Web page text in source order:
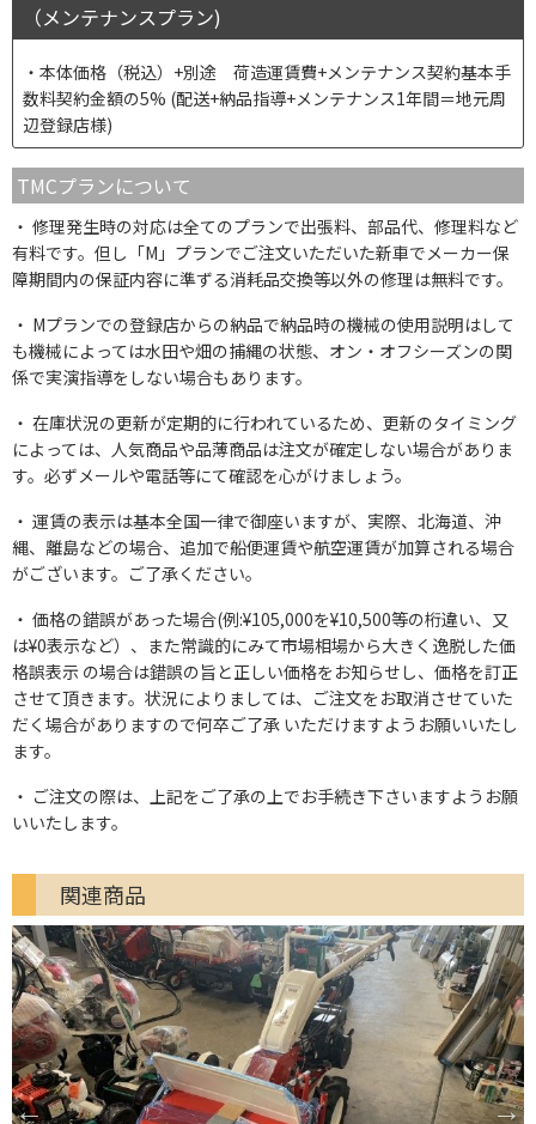
（メンテナンスプラン)
本体価格（税込）+別途 荷造運賃費+メンテナンス契約基本手
数料契約金額の5% (配送+納品指導+メンテナンス1年間＝地元周
辺登録店様)
TMCプランについて
修理発生時の対応は全てのプランで出張料、部品代、修理料など
有料です。但し「M」プランでご注文いただいた新車でメーカー保
障期間内の保証内容に準ずる消耗品交換等以外の修理は無料です。
Mプランでの登録店からの納品で納品時の機械の使用説明はして
も機械によっては水田や畑の捕縄の状態、オン・オフシーズンの関
係で実演指導をしない場合もあります。
在庫状況の更新が定期的に行われているため、更新のタイミング
によっては、人気商品や品薄商品は注文が確定しない場合がありま
す。必ずメールや電話等にて確認を心がけましょう。
運賃の表示は基本全国一律で御座いますが、実際、北海道、沖
縄、離島などの場合、追加で船便運賃や航空運賃が加算される場合
がございます。ご了承ください。
価格の錯誤があった場合(例:¥105,000を¥10,500等の桁違い、又
は¥0表示など）、また常識的にみて市場相場から大きく逸脱した価
格誤表示 の場合は錯誤の旨と正しい価格をお知らせし、価格を訂正
させて頂きます。状況によりましては、ご注文をお取消させていた
だく場合がありますので何卒ご了承 いただけますようお願いいたし
ます。
ご注文の際は、上記をご了承の上でお手続き下さいますようお願
いいたします。
関連商品